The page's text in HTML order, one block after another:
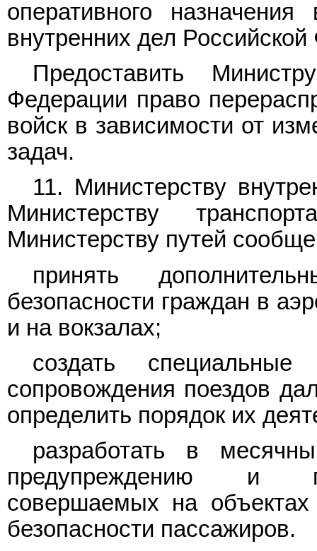
оперативного
внутренних дел
Предоставить
Федерации право
войск в зависимости от
задач.
11. Министерству
Министерству
Министерству путей
принять
безопасности граждан в
и на вокзалах;
создать
сопровождения поездов
определить порядок их
разработать в
предупреждению и
совершаемых на
безопасности пассажиров.